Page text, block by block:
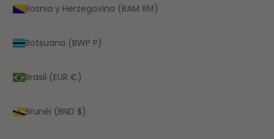
Bosnia y Herzegovina (BAM КМ)
Botsuana (BWP P)
Brasil (EUR €)
Brunéi (BND $)